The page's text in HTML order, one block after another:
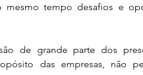
tempo desafios e
de grande parte dos
das empresas, não